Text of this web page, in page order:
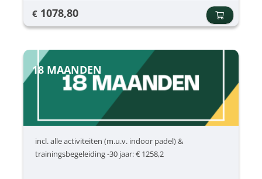
€ 1078,80
18 MAANDEN
incl. alle activiteiten (m.u.v. indoor padel) &
trainingsbegeleiding -30 jaar: € 1258,2